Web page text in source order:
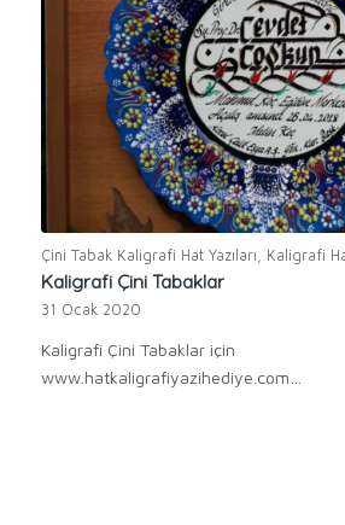
Çini Tabak Kaligrafi Hat Yazıları Kaligrafi
Kaligrafi Çini Tabaklar
31 Ocak 2020
Kaligrafi Çini Tabaklar için
www.hatkaligrafiyazihediye.com…